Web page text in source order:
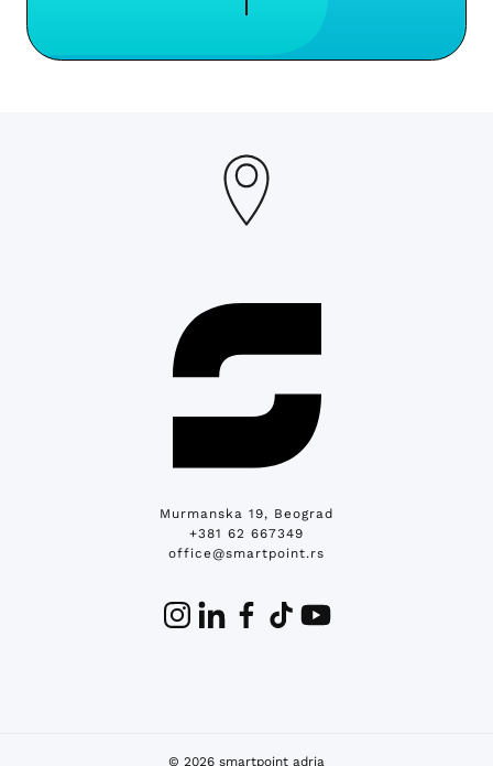
Murmanska 19, Beograd
+381 62 667349
office@smartpoint.rs
© 2026 smartpoint adria